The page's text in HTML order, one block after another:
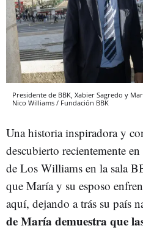
Presidente de BBK, Xabier Sagredo y
Nico Williams / Fundación BBK
Una historia inspiradora y
descubierto recientemente
de Los Williams en la sala
que María y su esposo
aquí, dejando a trás su país
de María demuestra que